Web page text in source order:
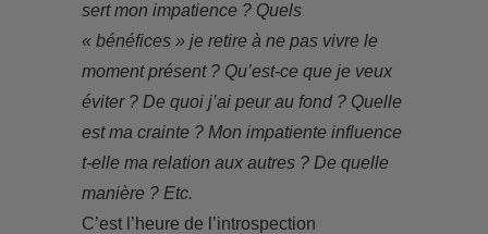
sert mon impatience ? Quels
« bénéfices » je retire à ne pas vivre le
moment présent ? Qu’est-ce que je veux
éviter ? De quoi j’ai peur au fond ? Quelle
est ma crainte ? Mon impatiente influence
t-elle ma relation aux autres ? De quelle
manière ? Etc.
C’est l’heure de l’introspection